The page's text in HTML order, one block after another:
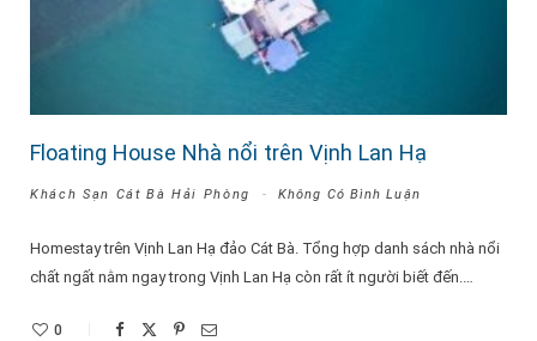
Floating House Nhà nổi trên Vịnh Lan Hạ
Khách Sạn Cát Bà Hải Phòng Không Có Bình Luận
Homestay trên Vịnh Lan Hạ đảo Cát Bà. Tổng hợp danh sách nhà nổi
chất ngất nằm ngay trong Vịnh Lan Hạ còn rất ít người biết đến.…
0